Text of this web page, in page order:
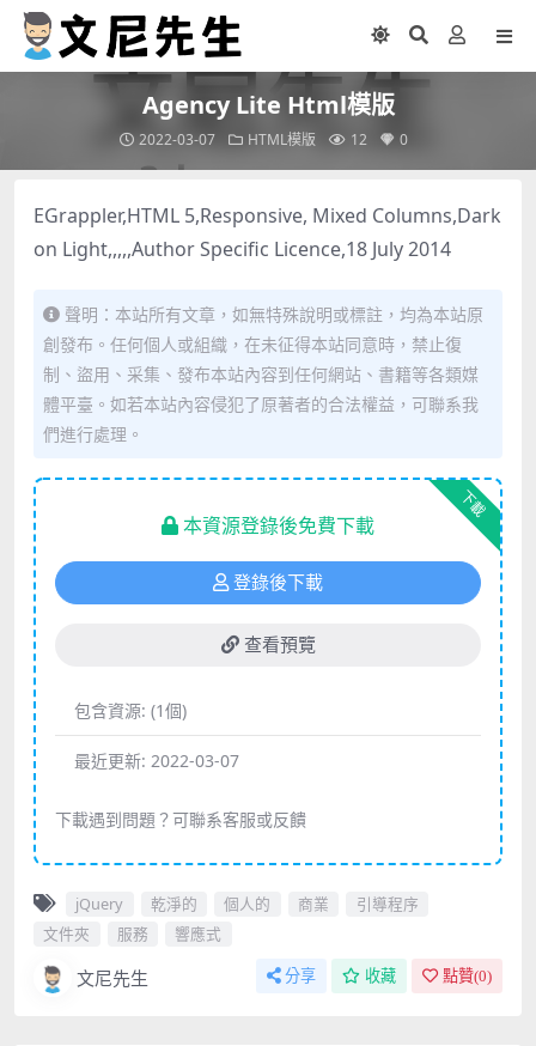
Agency Lite Html模版
2022-03-07 HTML模版 12 0
EGrappler,HTML 5,Responsive, Mixed Columns,Dark
on Light,,,,,Author Specific Licence,18 July 2014
聲明：本站所有文章，如無特殊說明或標註，均為本站原
創發布。任何個人或組織，在未征得本站同意時，禁止復
制、盜用、采集、發布本站內容到任何網站、書籍等各類媒
體平臺。如若本站內容侵犯了原著者的合法權益，可聯系我
們進行處理。
下載
本資源登錄後免費下載
登錄後下載
查看預覽
包含資源: (1個)
最近更新: 2022-03-07
下載遇到問題？可聯系客服或反饋
jQuery 乾淨的 個人的 商業
引導程序
文件夾
服務 響應式
文尼先生 分享 收藏 點贊(0)